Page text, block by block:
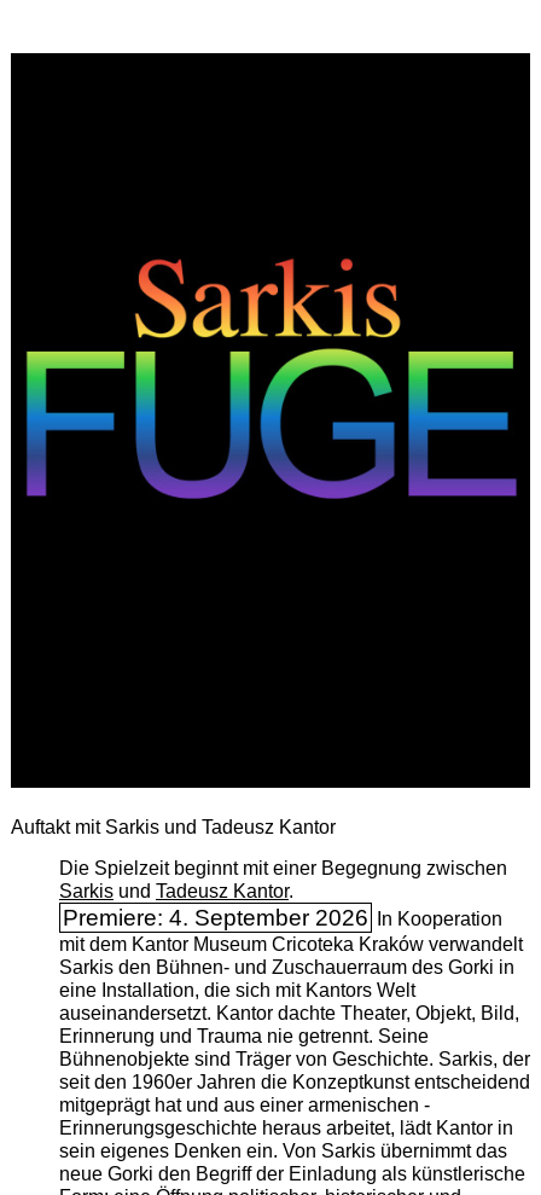
Auftakt mit Sarkis und Tadeusz Kantor
Die Spielzeit beginnt mit einer Begegnung zwischen
Sarkisund Tadeusz Kantor.
Premiere: 4. September 2026
In Kooperation
mit dem Kantor Museum Cricoteka Kraków verwandelt
Sarkis den Bühnen- und Zuschauerraum des Gorki in
eine Installation, die sich mit Kantors Welt
auseinandersetzt. Kantor dachte Theater, Objekt, Bild,
Erinnerung und Trauma nie getrennt. Seine
Bühnenobjekte sind Träger von Geschichte. Sarkis, der
seit den 1960er Jahren die Konzeptkunst entscheidend
mitgeprägt hat und aus einer armenischen ­
Erinnerungsgeschichte heraus arbeitet, lädt Kantor in
sein eigenes Denken ein. Von Sarkis übernimmt das
neue Gorki den Begriff der Einladung als künstlerische